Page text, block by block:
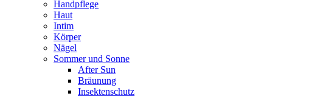
Handpflege
Haut
Intim
Körper
Nägel
Sommer und Sonne
After Sun
Bräunung
Insektenschutz